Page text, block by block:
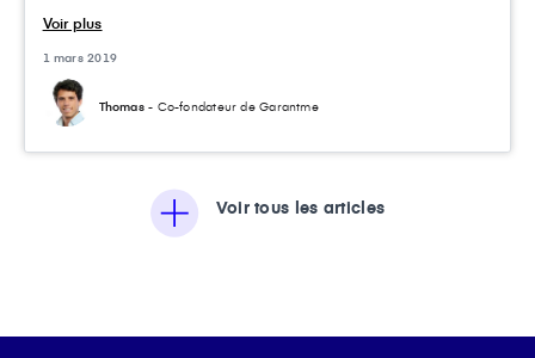
Voir plus
1 mars 2019
Thomas- Co-fondateur de Garantme
Voir tous les articles